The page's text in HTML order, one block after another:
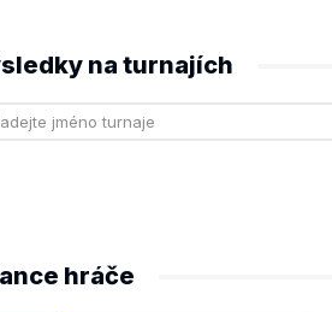
na turnajích
hráče